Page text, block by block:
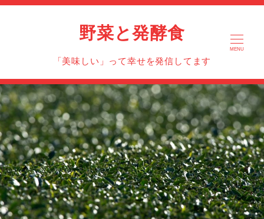
野菜と発酵食
「美味しい」って幸せを発信してます
MENU